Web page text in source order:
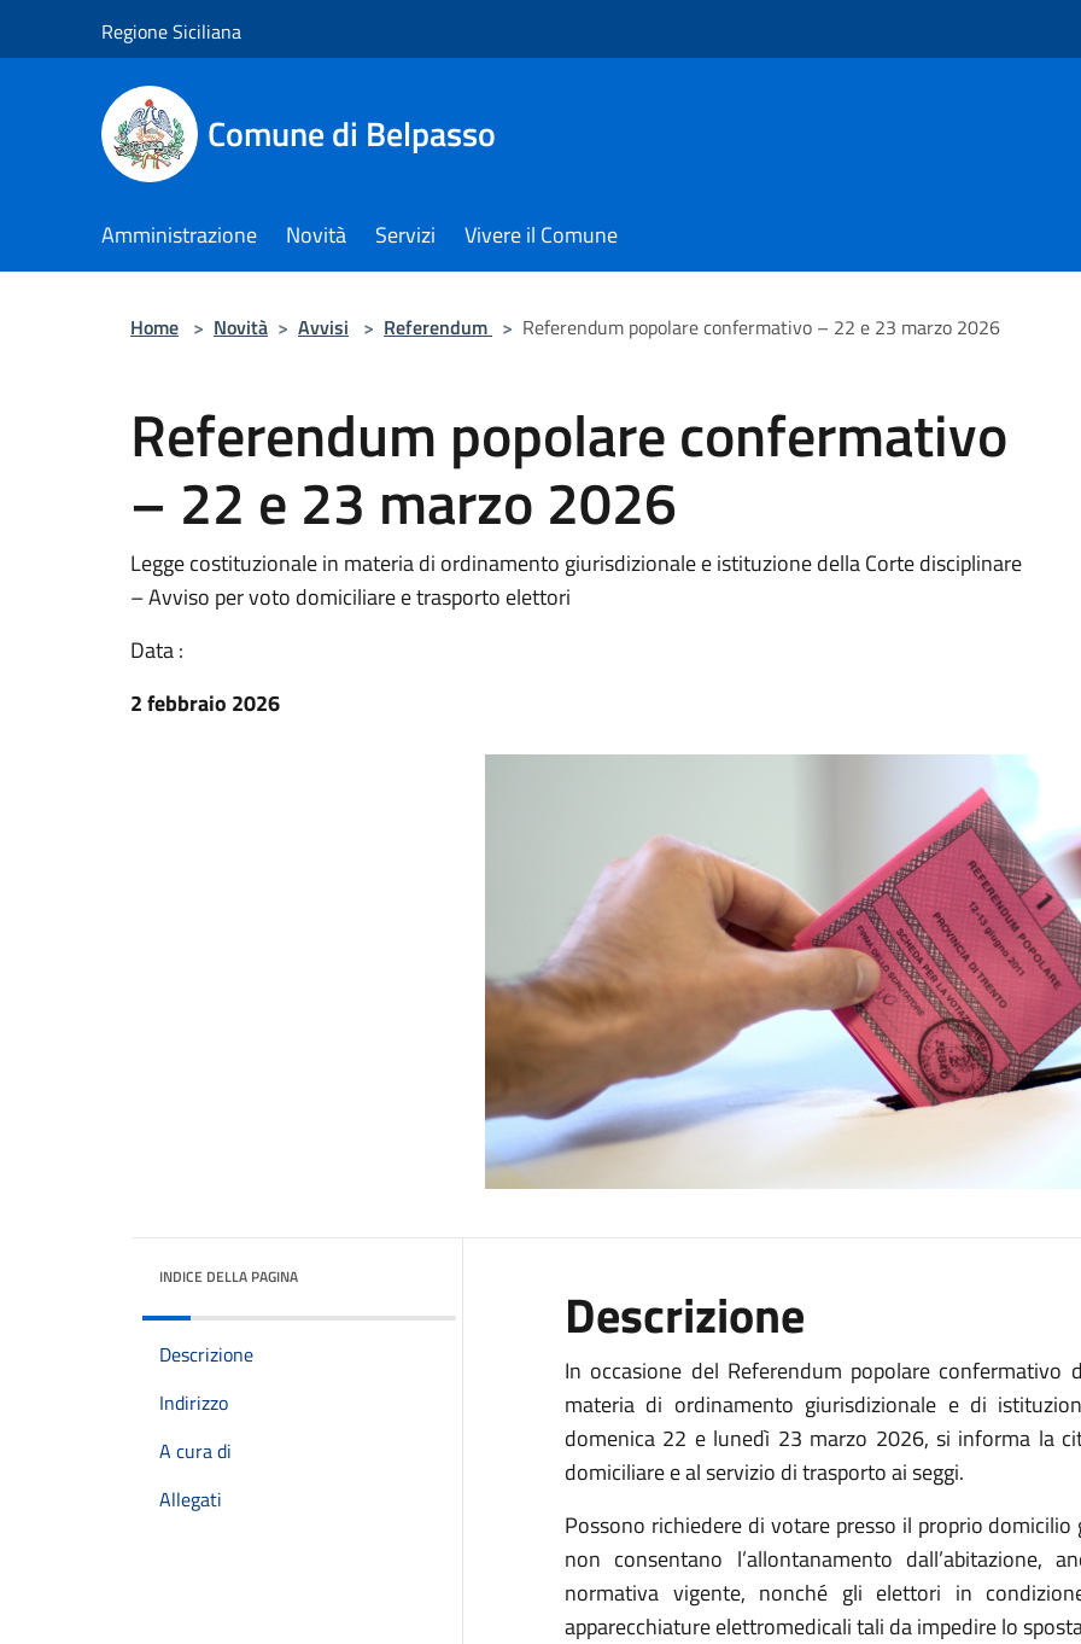
Regione Siciliana
Comune di Belpasso
Amministrazione Novità Servizi Vivere il Comune
Home > Novità > Avvisi > Referendum > Referendum popolare confermativo – 22 e 23 marzo 2026
Referendum popolare confermativo
– 22 e 23 marzo 2026
Legge costituzionale in materia di ordinamento giurisdizionale e istituzione della Corte disciplinare
– Avviso per voto domiciliare e trasporto elettori
Data :
2 febbraio 2026
INDICE DELLA PAGINA
Descrizione
Indirizzo
A cura di
Allegati
Descrizione
In occasione del Referendum popolare confermativo
materia di ordinamento giurisdizionale e di
domenica 22 e lunedì 23 marzo 2026, si informa la
domiciliare e al servizio di trasporto ai seggi.
Possono richiedere di votare presso il proprio
non consentano l’allontanamento dall’abitazione,
normativa vigente, nonché gli elettori in
apparecchiature elettromedicali tali da impedire lo